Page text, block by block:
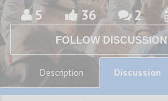
5 36 2
FOLLOW DISCUSSION
Description Discussion